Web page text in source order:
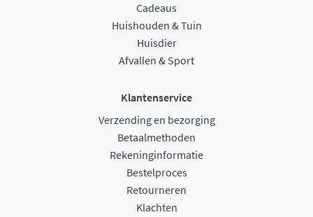
Cadeaus
Huishouden & Tuin
Huisdier
Afvallen & Sport
Klantenservice
Verzending en bezorging
Betaalmethoden
Rekeninginformatie
Bestelproces
Retourneren
Klachten